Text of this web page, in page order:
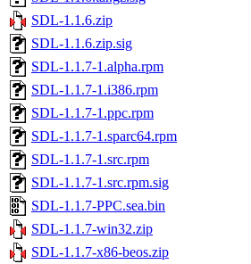
SDL-1.1.6.zip
SDL-1.1.6.zip.sig
SDL-1.1.7-1.alpha.rpm
SDL-1.1.7-1.i386.rpm
SDL-1.1.7-1.ppc.rpm
SDL-1.1.7-1.sparc64.rpm
SDL-1.1.7-1.src.rpm
SDL-1.1.7-1.src.rpm.sig
SDL-1.1.7-PPC.sea.bin
SDL-1.1.7-win32.zip
SDL-1.1.7-x86-beos.zip